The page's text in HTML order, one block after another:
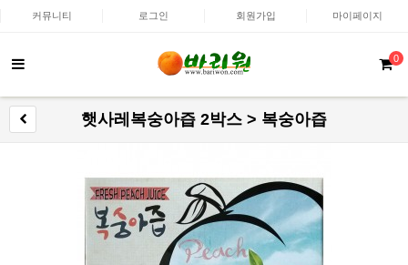
커뮤니티 로그인 회원가입 마이페이지
0
햇사레복숭아즙 2박스 > 복숭아즙